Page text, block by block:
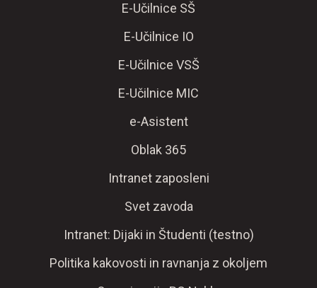
E-Učilnice SŠ
E-Učilnice IO
E-Učilnice VSŠ
E-Učilnice MIC
e-Asistent
Oblak 365
Intranet zaposleni
Svet zavoda
Intranet: Dijaki in Študenti (testno)
Politika kakovosti in ravnanja z okoljem